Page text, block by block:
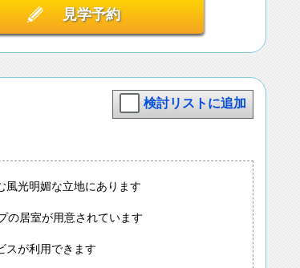
見学予約
検討リストに追加
風光明媚な立地にあります
の居室が用意されています
スが利用できます